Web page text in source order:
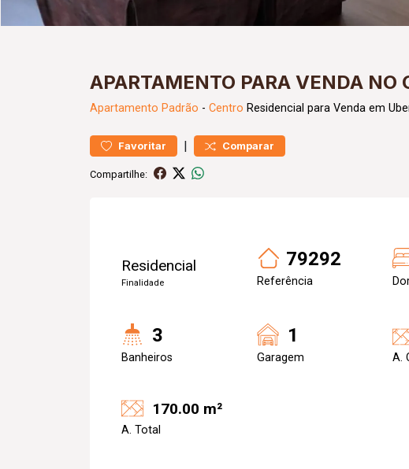
APARTAMENTO PARA VENDA NO
Apartamento Padrão - Centro Residencial para Venda em
Favoritar | Comparar
Compartilhe:
Residencial
Finalidade
79292
Referência
3
Banheiros
1
Garagem A.
170.00 m²
A. Total